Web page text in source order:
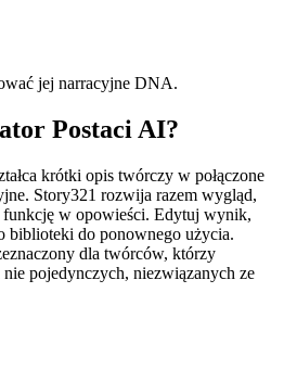
jej narracyjne DNA.
Postaci AI?
krótki opis twórczy w połączone
Story321 rozwija razem wygląd,
funkcję w opowieści. Edytuj wynik,
biblioteki do ponownego użycia.
dla twórców, którzy
pojedynczych, niezwiązanych ze